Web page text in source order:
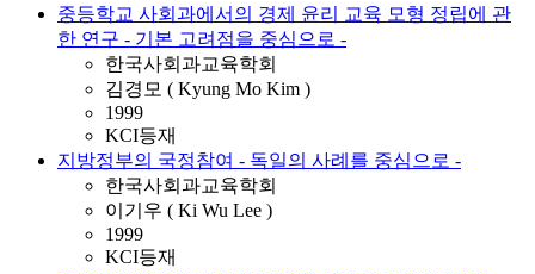
중등학교 사회과에서의 경제 윤리 교육 모형 정립에 관
한 연구 - 기본 고려점을 중심으로 -
한국사회과교육학회
김경모 ( Kyung Mo Kim )
1999
KCI등재
지방정부의 국정참여 - 독일의 사례를 중심으로 -
한국사회과교육학회
이기우 ( Ki Wu Lee )
1999
KCI등재